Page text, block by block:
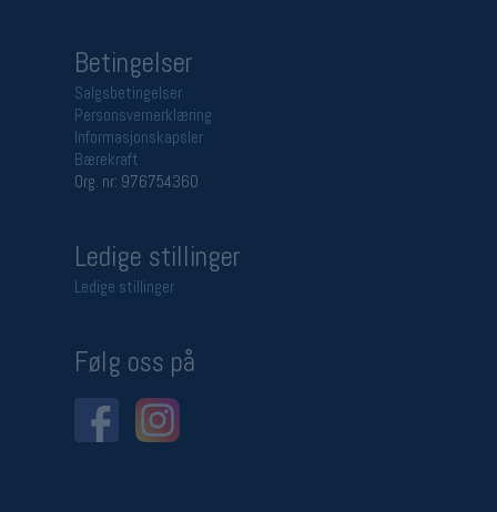
Betingelser
Salgsbetingelser
Personsvernerklæring
Informasjonskapsler
Bærekraft
Org. nr: 976754360
Ledige stillinger
Ledige stillinger
Følg oss på